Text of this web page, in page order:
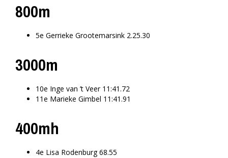
800m
5e Gerrieke Grootemarsink 2.25.30
3000m
10e Inge van ’t Veer 11:41.72
11e Marieke Gimbel 11:41.91
400mh
4e Lisa Rodenburg 68.55